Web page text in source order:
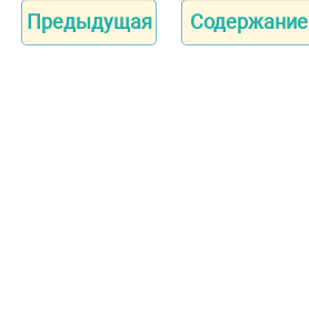
Предыдущая Содержание